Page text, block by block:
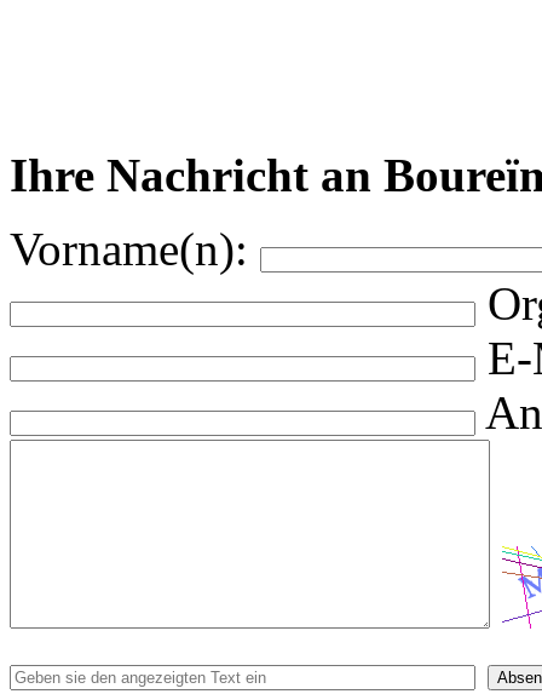
Ihre Nachricht an
Vorname(n):